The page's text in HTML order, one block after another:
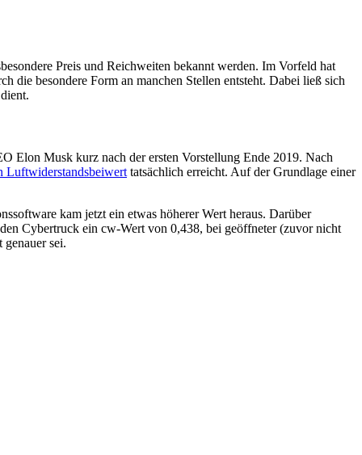
Preis und Reichweiten bekannt werden. Im Vorfeld hat
die besondere Form an manchen Stellen entsteht. Dabei ließ sich
Elon Musk kurz nach der ersten Vorstellung Ende 2019. Nach
Luftwiderstandsbeiwert tatsächlich erreicht. Auf der Grundlage einer
kam jetzt ein etwas höherer Wert heraus. Darüber
Cybertruck ein cw-Wert von 0,438, bei geöffneter (zuvor nicht
sei.